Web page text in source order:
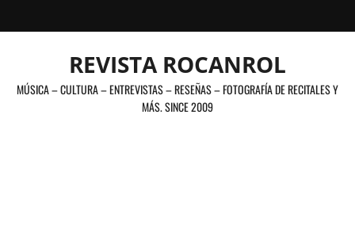
al
REVISTA ROCANROL
MÚSICA – CULTURA – ENTREVISTAS – RESEÑAS – FOTOGRAFÍA DE RECITALES Y
MÁS. SINCE 2009